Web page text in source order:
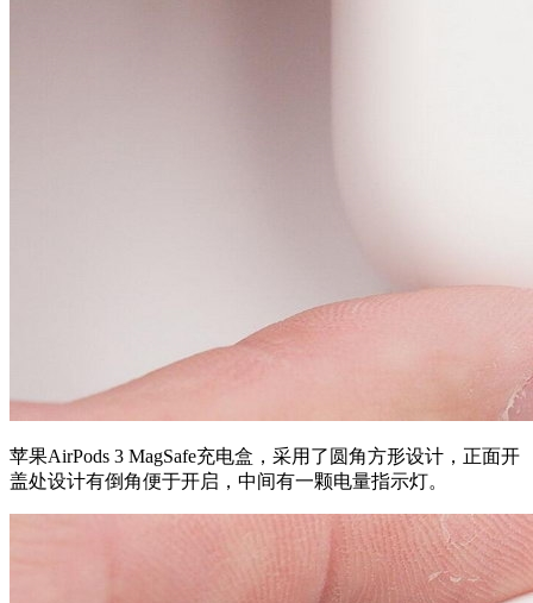
苹果AirPods 3 MagSafe充电盒，采用了圆角方形设计，正面开
盖处设计有倒角便于开启，中间有一颗电量指示灯。